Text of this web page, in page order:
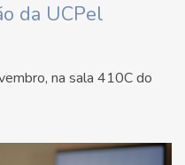
da UCPel
na sala 410C do